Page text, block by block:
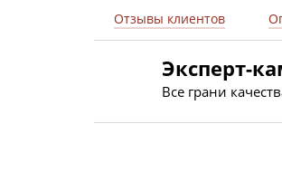
Отзывы клиентов
Эксперт-
Все грани